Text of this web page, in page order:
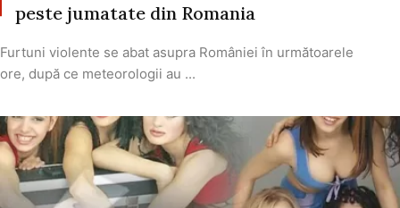
peste jumatate din Romania
Furtuni violente se abat asupra României în următoarele
ore, după ce meteorologii au ...